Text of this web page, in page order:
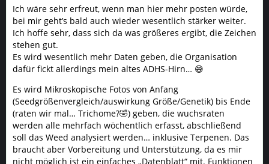
Ich wäre sehr erfreut, wenn man hier mehr posten würde,
bei mir geht’s bald auch wieder wesentlich stärker weiter.
Ich hoffe sehr, dass sich da was größeres ergibt, die Zeichen
stehen gut.
Es wird wesentlich mehr Daten geben, die Organisation
dafür fickt allerdings mein altes ADHS-Hirn… 😅
Es wird Mikroskopische Fotos von Anfang
(Seedgrößenvergleich/auswirkung Größe/Genetik) bis Ende
(raten wir mal… Trichome?🤣) geben, die wuchsraten
werden alle mehrfach wöchentlich erfasst, abschließend
soll das Weed analysiert werden… inklusive Terpenen. Das
braucht aber Vorbereitung und Unterstützung, da es mir
nicht möglich ist ein einfaches „Datenblatt“ mit. Funktionen